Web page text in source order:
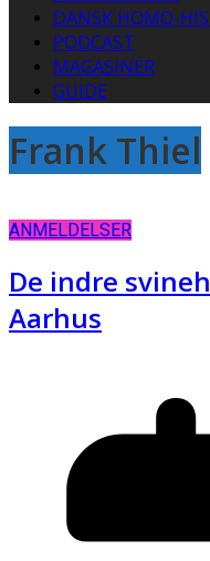
DANSK HOMO-
PODCAST
MAGASINER
GUIDE
Frank Thiel
ANMELDELSER
De indre
Aarhus